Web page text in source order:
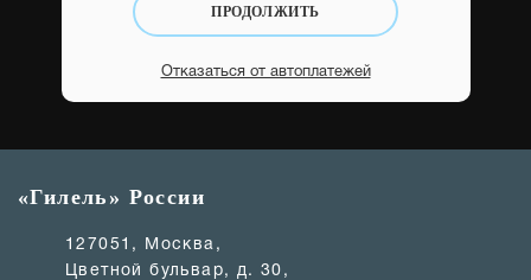
ПРОДОЛЖИТЬ
Отказаться от автоплатежей
«Гилель» России
127051, Москва,
Цветной бульвар, д. 30,